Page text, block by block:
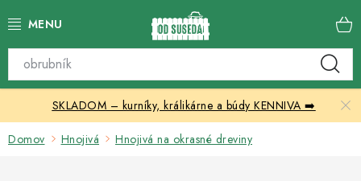
na
Katalóg produktov
SkleníkySKLADOM – kurníky, králikárne a búdy KENNIVA ➡️
Domov Hnojivá Hnojivá na okrasné dreviny